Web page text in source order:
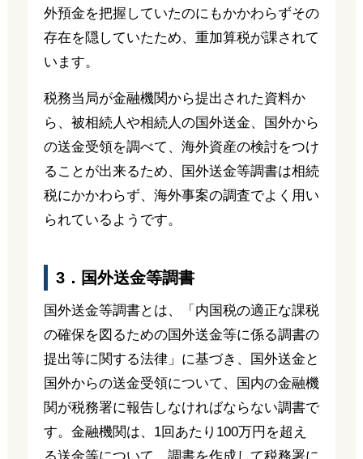
外預金を把握していたのにもかかわらずその
存在を隠していたため、重加算税が課されて
います。
税務当局が金融機関から提出された資料か
ら、被相続人や相続人の国外送金、国外から
の送金受領を調べて、海外資産の検討をつけ
ることが出来るため、国外送金等調書は相続
税にかかわらず、海外事案の調査でよく用い
られているようです。
3．国外送金等調書
国外送金等調書とは、「内国税の適正な課税
の確保を図るための国外送金等に係る調書の
提出等に関する法律」に基づき、国外送金と
国外からの送金受領について、国内の金融機
関が税務署に報告しなければならない調書で
す。金融機関は、1回あたり100万円を超え